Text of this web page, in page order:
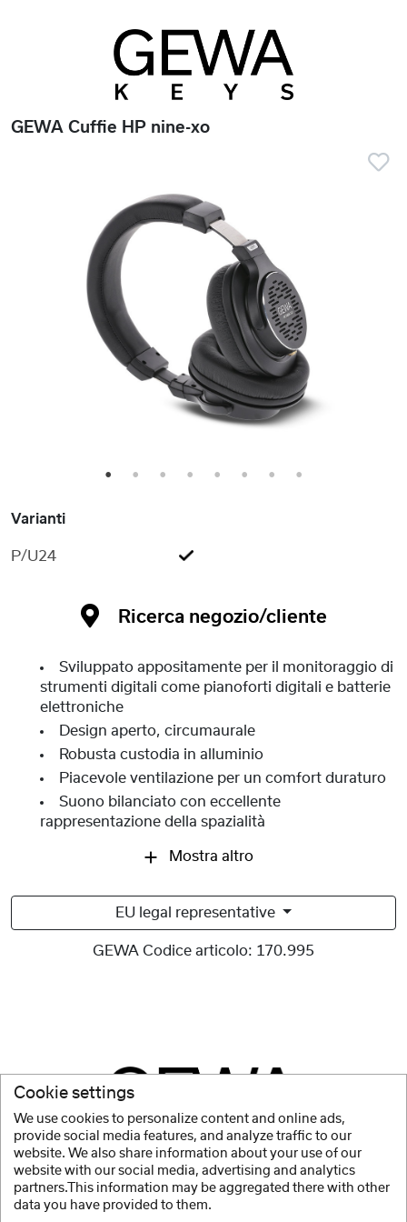
GEWA Cuffie HP nine-xo
1 2 3 4 5 6 7 8
Varianti
P/U24
Ricerca negozio/cliente
Sviluppato appositamente per il monitoraggio di
strumenti digitali come pianoforti digitali e batterie
elettroniche
Design aperto, circumaurale
Robusta custodia in alluminio
Piacevole ventilazione per un comfort duraturo
Suono bilanciato con eccellente
rappresentazione della spazialità
Mostra altro
EU legal representative
GEWA Codice articolo: 170.995
Cookie settings
We use cookies to personalize content and online ads,
provide social media features, and analyze traffic to our
website. We also share information about your use of our
website with our social media, advertising and analytics
partners.This information may be aggregated there with other
data you have provided to them.